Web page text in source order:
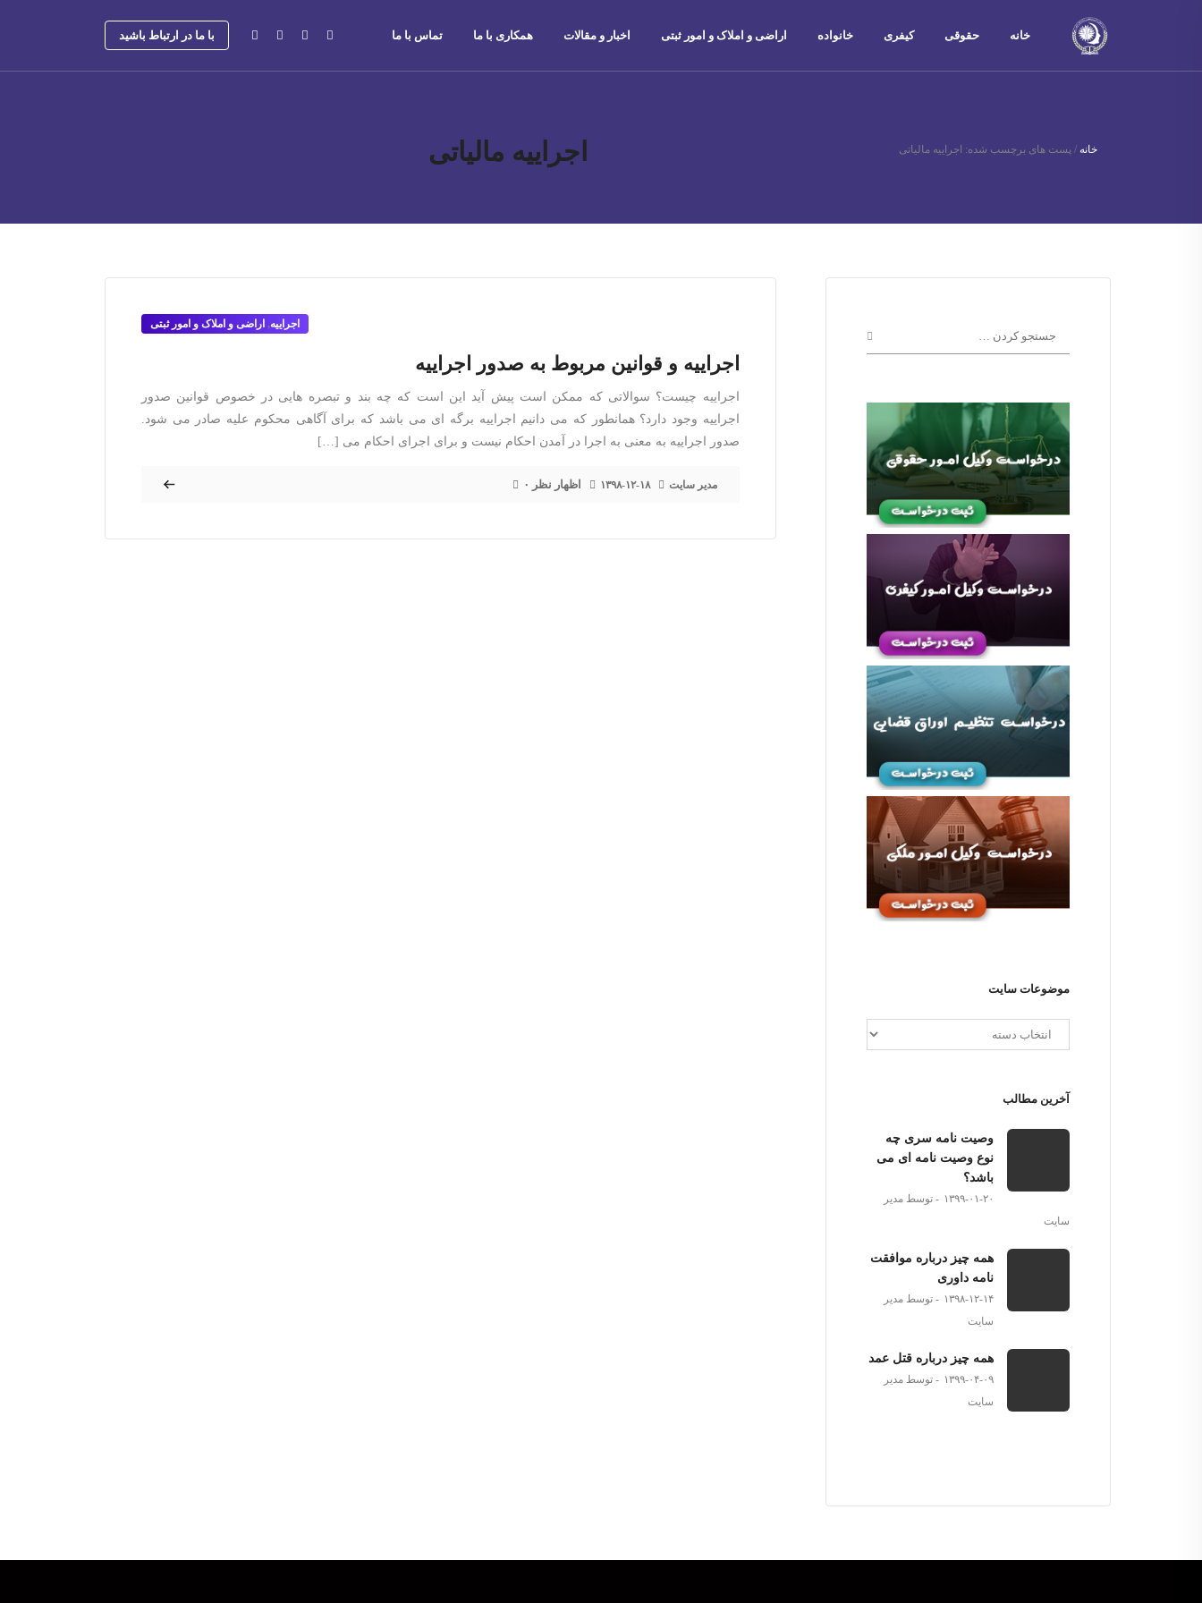
با ما در ارتباط باشید خانه حقوقی کیفری خانواده اراضی و املاک و امور ثبتی اخبار و مقالات همکاری با ما تماس با ما
اجراییه مالیاتی خانه / پست های برچسب شده: اجراییه مالیاتی
اجراییه, اراضی و املاک و امور ثبتی
اجراییه و قوانین مربوط به صدور اجراییه
اجراییه چیست؟ سوالاتی که ممکن است پیش آید این است که چه بند و تبصره هایی در خصوص قوانین صدور
اجراییه وجود دارد؟ همانطور که می دانیم اجراییه برگه ای می باشد که برای آگاهی محکوم علیه صادر می شود.
صدور اجراییه به معنی به اجرا در آمدن احکام نیست و برای اجرای احکام می […]
مدیر سایت ۱۳۹۸-۱۲-۱۸ ۰ اظهار نظر
موضوعات سایت
آخرین مطالب
وصیت نامه سری چه
نوع وصیت نامه ای می
باشد؟
۱۳۹۹-۰۱-۲۰
توسط مدیر
سایت
همه چیز درباره موافقت
نامه داوری
۱۳۹۸-۱۲-۱۴
توسط مدیر
سایت
همه چیز درباره قتل عمد
۱۳۹۹-۰۴-۰۹
توسط مدیر
سایت